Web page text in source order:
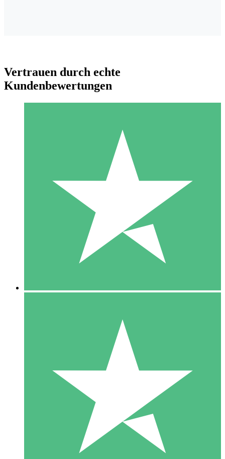
Individuelle Credit-Pakete
Zahlen Sie nach Bedarf mit Download-Credits. Keine
monatliche Verpflichtung erforderlich.
10 00
10 Downloads
20 00
Vertrauen durch echte
Kundenbewertungen